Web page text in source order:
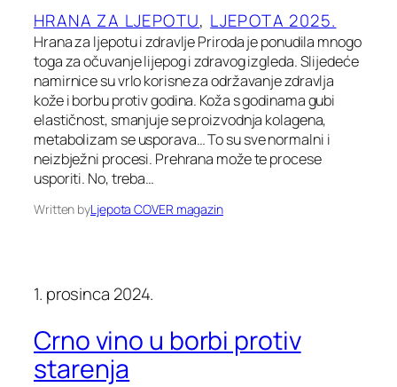
HRANA ZA LJEPOTU, LJEPOTA 2025.
Hrana za ljepotu i zdravlje Priroda je ponudila mnogo
toga za očuvanje lijepog i zdravog izgleda. Slijedeće
namirnice su vrlo korisne za održavanje zdravlja
kože i borbu protiv godina. Koža s godinama gubi
elastičnost, smanjuje se proizvodnja kolagena,
metabolizam se usporava… To su sve normalni i
neizbježni procesi. Prehrana može te procese
usporiti. No, treba…
Written byLjepota COVER magazin
1. prosinca 2024.
Crno vino u borbi protiv
starenja